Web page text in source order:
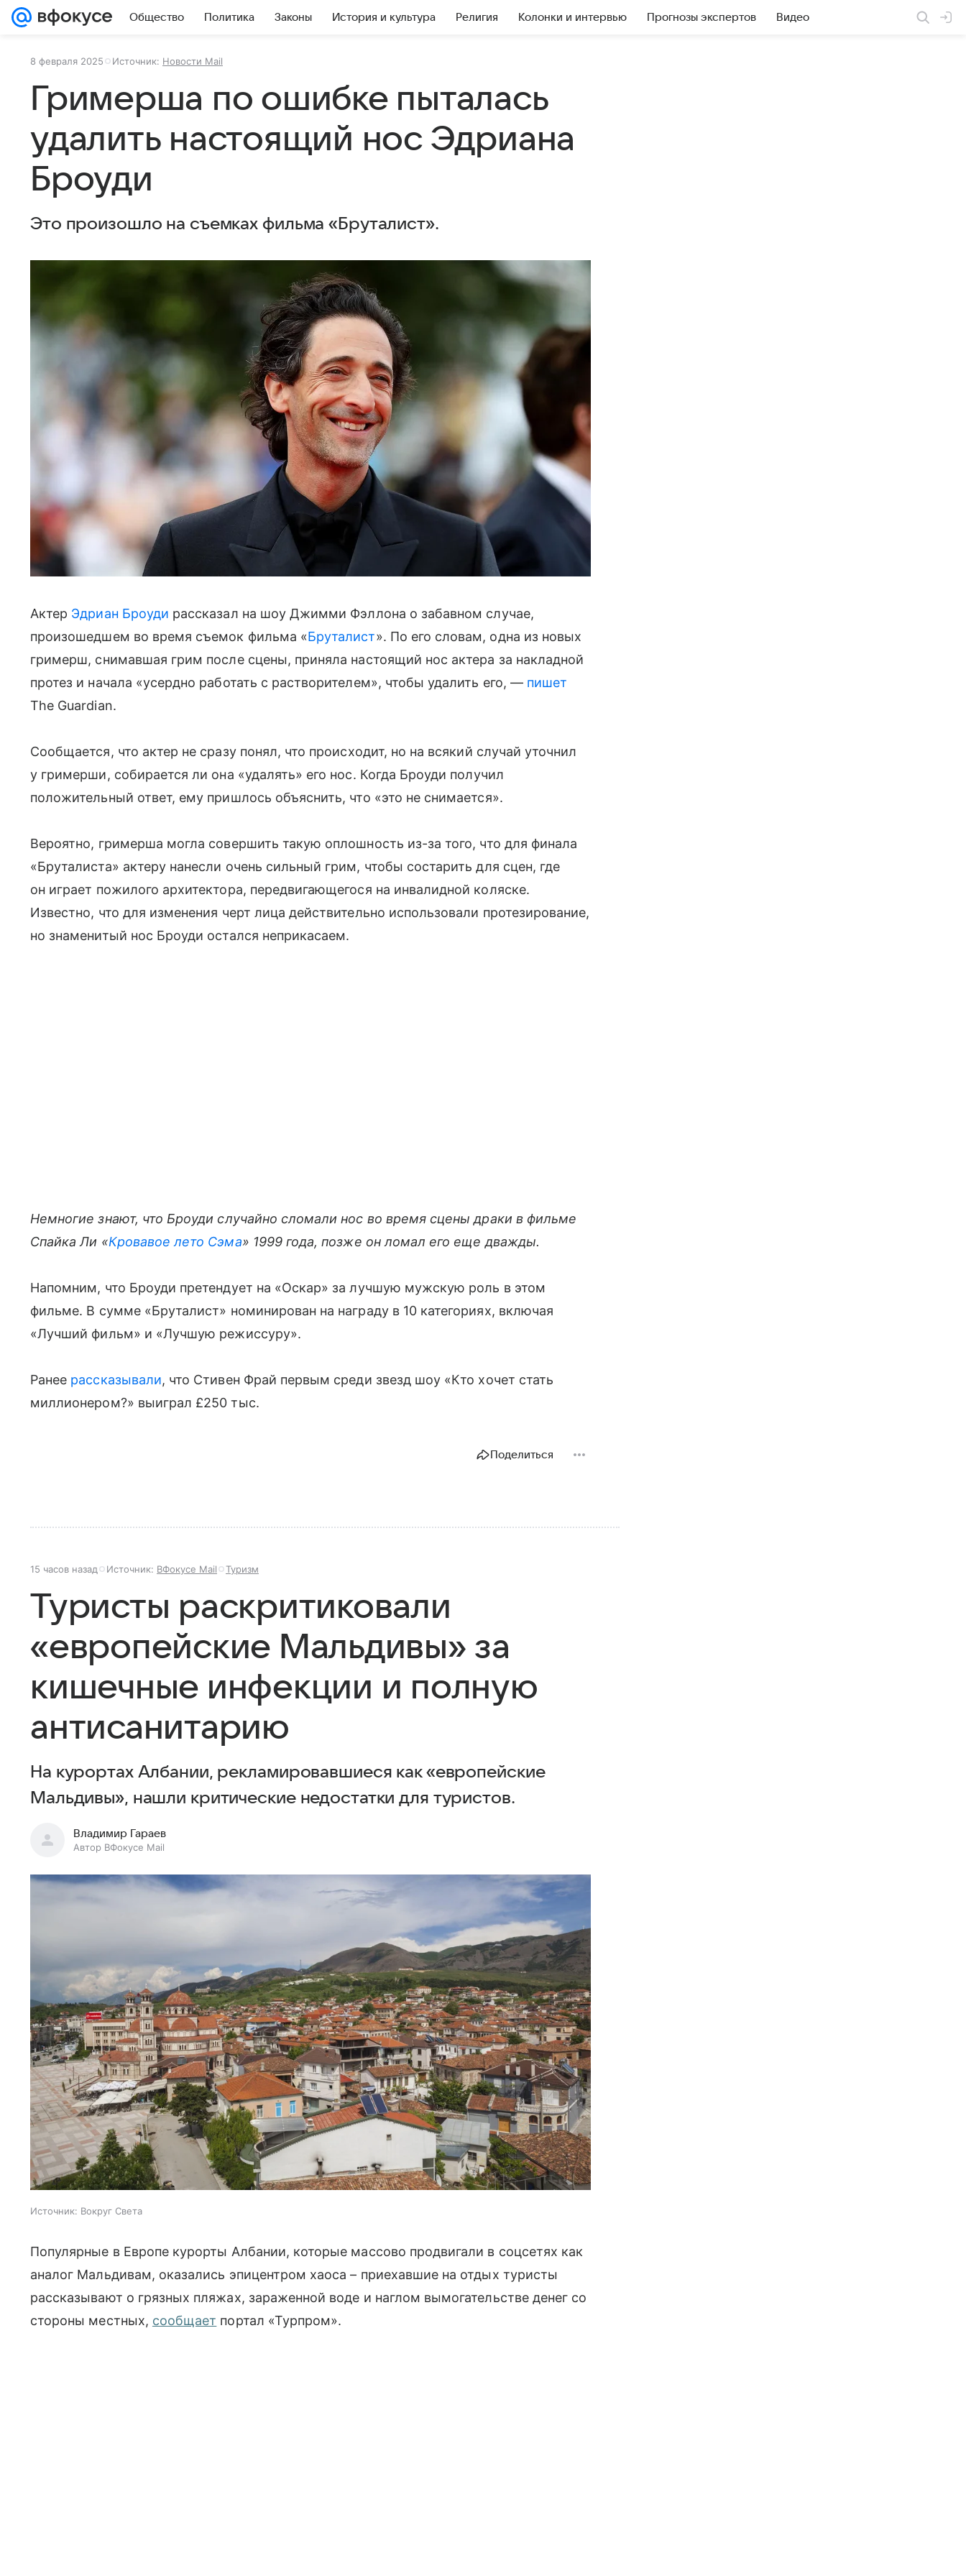
Общество Политика Законы История и культура Религия Колонки и интервью Прогнозы экспертов Видео
8 февраля 2025 Источник: Новости Mail
Гримерша по ошибке пыталась
удалить настоящий нос Эдриана
Броуди
Это произошло на съемках фильма «Бруталист».
Актер Эдриан Броуди рассказал на шоу Джимми Фэллона о забавном случае,
произошедшем во время съемок фильма «Бруталист». По его словам, одна из новых
гримерш, снимавшая грим после сцены, приняла настоящий нос актера за накладной
протез и начала «усердно работать с растворителем», чтобы удалить его, — пишет
The Guardian.
Сообщается, что актер не сразу понял, что происходит, но на всякий случай уточнил
у гримерши, собирается ли она «удалять» его нос. Когда Броуди получил
положительный ответ, ему пришлось объяснить, что «это не снимается».
Вероятно, гримерша могла совершить такую оплошность из-за того, что для финала
«Бруталиста» актеру нанесли очень сильный грим, чтобы состарить для сцен, где
он играет пожилого архитектора, передвигающегося на инвалидной коляске.
Известно, что для изменения черт лица действительно использовали протезирование,
но знаменитый нос Броуди остался неприкасаем.
Немногие знают, что Броуди случайно сломали нос во время сцены драки в фильме
Спайка Ли «Кровавое лето Сэма» 1999 года, позже он ломал его еще дважды.
Напомним, что Броуди претендует на «Оскар» за лучшую мужскую роль в этом
фильме. В сумме «Бруталист» номинирован на награду в 10 категориях, включая
«Лучший фильм» и «Лучшую режиссуру».
Ранее рассказывали, что Стивен Фрай первым среди звезд шоу «Кто хочет стать
миллионером?» выиграл £250 тыс.
Поделиться
15 часов назад Источник: ВФокусе Mail Туризм
Туристы раскритиковали
«европейские Мальдивы» за
кишечные инфекции и полную
антисанитарию
На курортах Албании, рекламировавшиеся как «европейские
Мальдивы», нашли критические недостатки для туристов.
Владимир Гараев
Автор ВФокусе Mail
Источник: Вокруг Света
Популярные в Европе курорты Албании, которые массово продвигали в соцсетях как
аналог Мальдивам, оказались эпицентром хаоса – приехавшие на отдых туристы
рассказывают о грязных пляжах, зараженной воде и наглом вымогательстве денег со
стороны местных, сообщает портал «Турпром».